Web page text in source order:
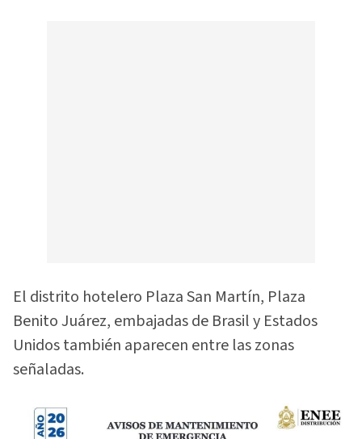
El distrito hotelero Plaza San Martín, Plaza
Benito Juárez, embajadas de Brasil y Estados
Unidos también aparecen entre las zonas
señaladas.